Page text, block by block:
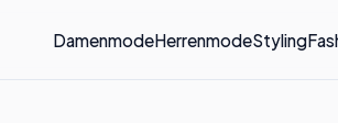
DamenmodeHerrenmodeStyling